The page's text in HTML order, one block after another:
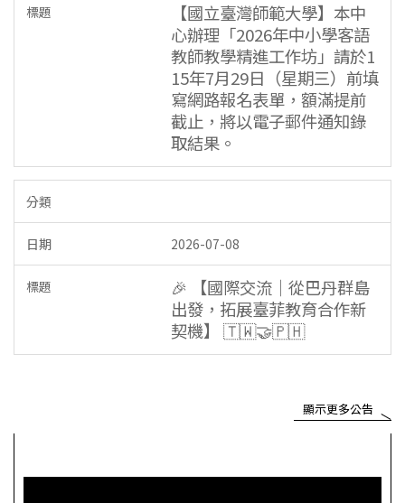
【國立臺灣師範大學】本中
心辦理「2026年中小學客語
教師教學精進工作坊」請於1
15年7月29日（星期三）前填
寫網路報名表單，額滿提前
截止，將以電子郵件通知錄
取結果。
2026-07-08
🎉 【國際交流｜從巴丹群島
出發，拓展臺菲教育合作新
契機】 🇹🇼🤝🇵🇭
顯示更多公告